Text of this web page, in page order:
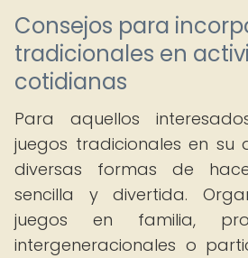
Consejos para
tradicionales en
cotidianas
Para aquellos
juegos tradicionales en su
diversas formas de
sencilla y divertida.
juegos en familia,
intergeneracionales o